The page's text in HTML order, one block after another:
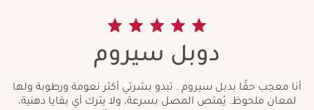
دوبل سيروم
أنا معجب حقًا بدبل سيروم . تبدو بشرتي أكثر نعومة ورطوبة ولها
لمعان ملحوظ. يُمتص المصل بسرعة، ولا يترك أي بقايا دهنية،